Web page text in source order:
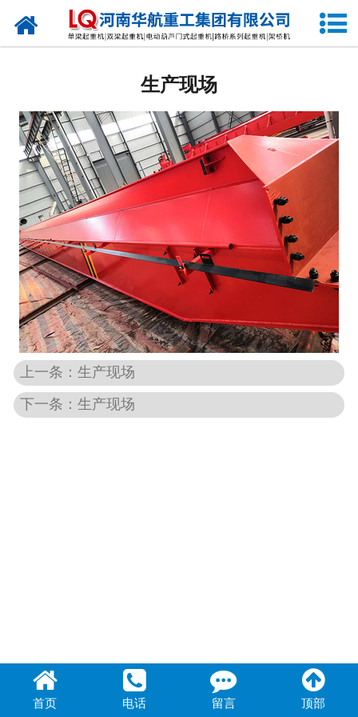
网站首页
公司新闻
生产现场
发货现场
视频中心
公司业绩
联系我们
生产现场
上一条：生产现场
下一条：生产现场
首页 电话 留言 顶部